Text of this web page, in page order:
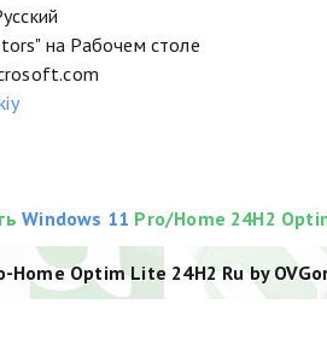
на Рабочем столе
Windows 11 Pro/Home 24H2
Home Optim Lite 24H2 Ru by